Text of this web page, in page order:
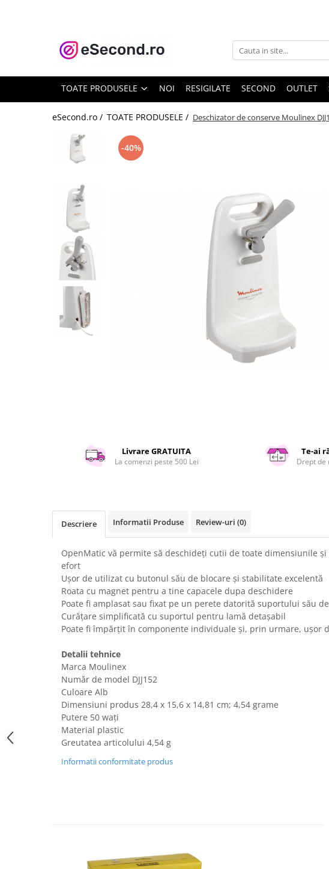
TOATE PRODUSELE
Accesorii Auto
Covorase auto
Electronice Auto
Intretinere & Cosmetica auto
Reparatii si echipamente auto
Trotinete electrice
Casa, Gradina & Bricolaj
Bucatarie & Servire
Curatenie si intretinere
Hobby-uri creative
Iluminat & Electrice
Sisteme Incalzire
Textile si covoare
Uscatoare rufe
Utilaje si materiale de constructii
Laptop, Tablete & Telefoane
Accesorii tablete
Laptopuri si Accesorii
Telefoane Mobile & accesorii
Wearable & Gadgeturi
Electrocasnice & Climatizare
Accesorii si piese masini spalat
rufe si uscatoare
Accesorii si piese masini spalat
Aparate Frigorifice
TOATE PRODUSELE NOI RESIGILATE SECOND OUTLET
eSecond.ro / TOATE PRODUSELE / Deschizator de conserve Moulinex
-40%
Livrare GRATUITA
La comenzi peste 500 Lei
Te-ai
Drept de
Descriere Informatii Produse Review-uri (0)
OpenMatic vă permite să deschideți cutii de toate dimensiunile
efort
Ușor de utilizat cu butonul său de blocare și stabilitate excelentă
Roata cu magnet pentru a tine capacele dupa deschidere
Poate fi amplasat sau fixat pe un perete datorită suportului său
Curățare simplificată cu suportul pentru lamă detașabil
Poate fi împărțit în componente individuale și, prin urmare, ușor
Detalii tehnice
Marca Moulinex
Număr de model DJJ152
Culoare Alb
Dimensiuni produs ‎28,4 x 15,6 x 14,81 cm; 4,54 grame
Putere 50 wați
Material plastic
Greutatea articolului 4,54 g
Informatii conformitate produs